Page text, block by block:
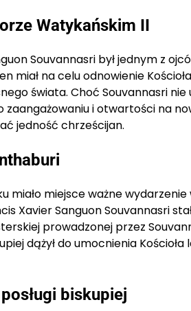
Watykańskim II
Souvannasri był jednym z
miał na celu odnowienie
świata. Choć Souvannasri
zaangażowaniu i otwartości na
jedność chrześcijan.
miało miejsce ważne
Xavier Sanguon Souvannasri
prowadzonej przez
dążył do umocnienia
biskupiej